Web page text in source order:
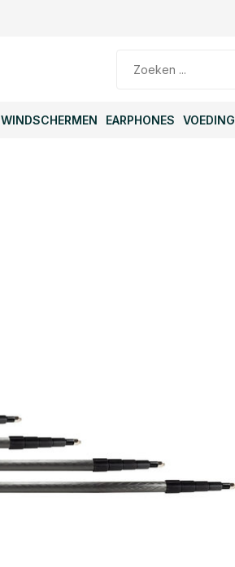
WINDSCHERMEN EARPHONES VOEDING